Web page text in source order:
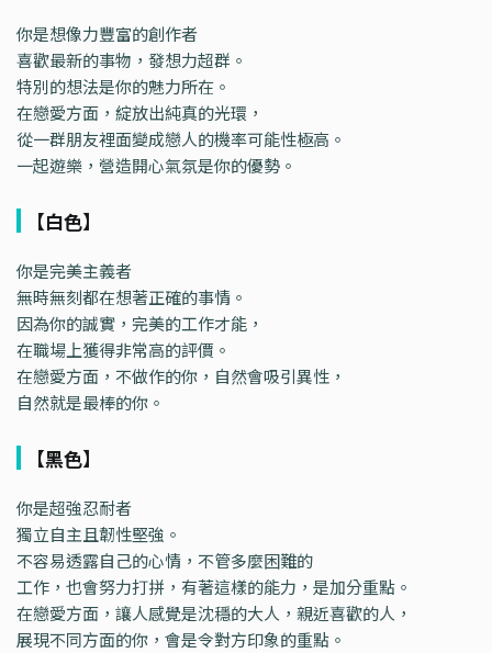
你是想像力豐富的創作者
喜歡最新的事物，發想力超群。
特別的想法是你的魅力所在。
在戀愛方面，綻放出純真的光環，
從一群朋友裡面變成戀人的機率可能性極高。
一起遊樂，營造開心氣氛是你的優勢。
【白色】
你是完美主義者
無時無刻都在想著正確的事情。
因為你的誠實，完美的工作才能，
在職場上獲得非常高的評價。
在戀愛方面，不做作的你，自然會吸引異性，
自然就是最棒的你。
【黑色】
你是超強忍耐者
獨立自主且韌性堅強。
不容易透露自己的心情，不管多麼困難的
工作，也會努力打拼，有著這樣的能力，是加分重點。
在戀愛方面，讓人感覺是沈穩的大人，親近喜歡的人，
展現不同方面的你，會是令對方印象的重點。